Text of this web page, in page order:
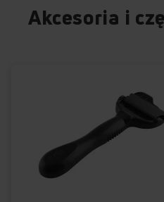
Akcesoria i